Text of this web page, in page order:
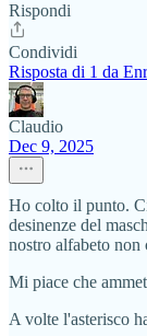
Rispondi
Condividi
Risposta di 1 da
Claudio
Dec 9, 2025
Ho colto il punto.
desinenze del
nostro alfabeto non
Mi piace che
A volte l'asterisco